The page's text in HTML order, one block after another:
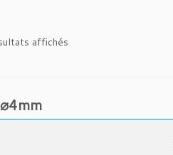
affichésTrié
plus